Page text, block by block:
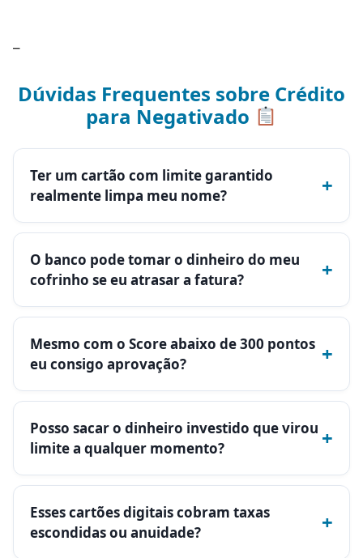
–
Dúvidas Frequentes sobre Crédito
para Negativado
Ter um cartão com limite garantido
realmente limpa meu nome?
+
O banco pode tomar o dinheiro do meu
cofrinho se eu atrasar a fatura?
+
Mesmo com o Score abaixo de 300 pontos
eu consigo aprovação?
+
Posso sacar o dinheiro investido que virou
limite a qualquer momento?
+
Esses cartões digitais cobram taxas
escondidas ou anuidade?
+